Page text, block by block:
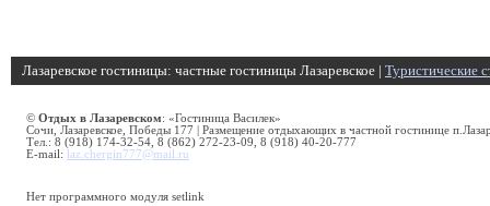
Лазаревское гостиницы: частные гостиницы Лазаревское | Туристические
© Отдых в Лазаревском: «Гостиница Василек»
Сочи, Лазаревское, Победы 177 | Размещение отдыхающих в частной гостинице
Тел.: 8 (918) 174-32-54, 8 (862) 272-23-09, 8 (918) 40-20-777
E-mail:
laz.chergin777@mail.ru
Нет программного модуля setlink